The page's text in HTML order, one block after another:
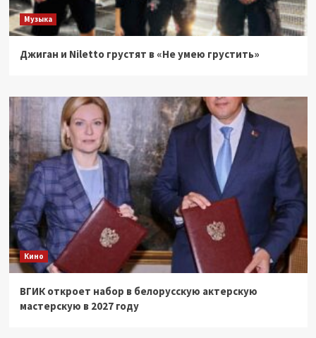
Музыка
Джиган и Niletto грустят в «Не умею грустить»
Кино
ВГИК откроет набор в белорусскую актерскую
мастерскую в 2027 году